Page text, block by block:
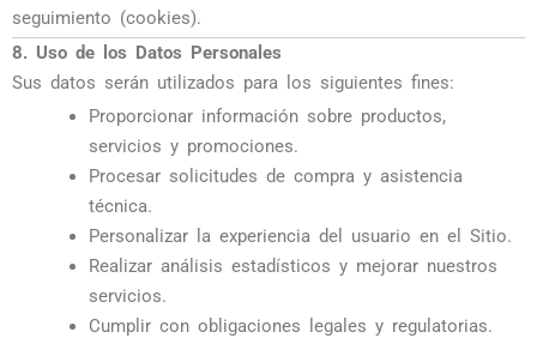
seguimiento (cookies).
8. Uso de los Datos Personales
Sus datos serán utilizados para los siguientes fines:
Proporcionar información sobre productos,
servicios y promociones.
Procesar solicitudes de compra y asistencia
técnica.
Personalizar la experiencia del usuario en el Sitio.
Realizar análisis estadísticos y mejorar nuestros
servicios.
Cumplir con obligaciones legales y regulatorias.